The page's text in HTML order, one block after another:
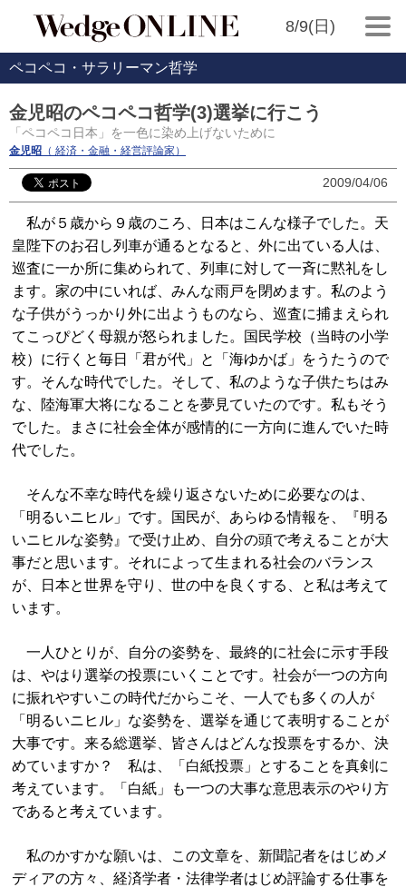
8/9(日)
ペコペコ・サラリーマン哲学
金児昭のペコペコ哲学(3)選挙に行こう
「ペコペコ日本」を一色に染め上げないために
金児昭 （ 経済・金融・経営評論家）
2009/04/06
私が５歳から９歳のころ、日本はこんな様子でした。天
皇陛下のお召し列車が通るとなると、外に出ている人は、
巡査に一か所に集められて、列車に対して一斉に黙礼をし
ます。家の中にいれば、みんな雨戸を閉めます。私のよう
な子供がうっかり外に出ようものなら、巡査に捕まえられ
てこっぴどく母親が怒られました。国民学校（当時の小学
校）に行くと毎日「君が代」と「海ゆかば」をうたうので
す。そんな時代でした。そして、私のような子供たちはみ
な、陸海軍大将になることを夢見ていたのです。私もそう
でした。まさに社会全体が感情的に一方向に進んでいた時
代でした。
そんな不幸な時代を繰り返さないために必要なのは、
「明るいニヒル」です。国民が、あらゆる情報を、『明る
いニヒルな姿勢』で受け止め、自分の頭で考えることが大
事だと思います。それによって生まれる社会のバランス
が、日本と世界を守り、世の中を良くする、と私は考えて
います。
一人ひとりが、自分の姿勢を、最終的に社会に示す手段
は、やはり選挙の投票にいくことです。社会が一つの方向
に振れやすいこの時代だからこそ、一人でも多くの人が
「明るいニヒル」な姿勢を、選挙を通じて表明することが
大事です。来る総選挙、皆さんはどんな投票をするか、決
めていますか？ 私は、「白紙投票」とすることを真剣に
考えています。「白紙」も一つの大事な意思表示のやり方
であると考えています。
私のかすかな願いは、この文章を、新聞記者をはじめメ
ディアの方々、経済学者・法律学者はじめ評論する仕事を